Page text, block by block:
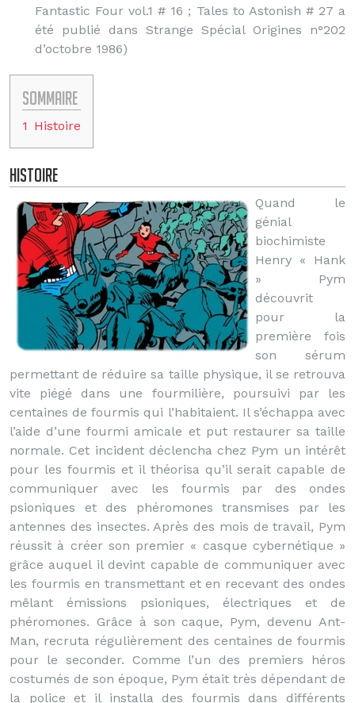
Fantastic Four vol.1 # 16 ; Tales to Astonish # 27 a
été publié dans Strange Spécial Origines n°202
d’octobre 1986)
Sommaire
1 Histoire
Histoire
Quand le
génial
biochimiste
Henry « Hank
» Pym
découvrit
pour la
première fois
son sérum
permettant de réduire sa taille physique, il se retrouva
vite piégé dans une fourmilière, poursuivi par les
centaines de fourmis qui l’habitaient. Il s’échappa avec
l’aide d’une fourmi amicale et put restaurer sa taille
normale. Cet incident déclencha chez Pym un intérêt
pour les fourmis et il théorisa qu’il serait capable de
communiquer avec les fourmis par des ondes
psioniques et des phéromones transmises par les
antennes des insectes. Après des mois de travail, Pym
réussit à créer son premier « casque cybernétique »
grâce auquel il devint capable de communiquer avec
les fourmis en transmettant et en recevant des ondes
mêlant émissions psioniques, électriques et de
phéromones. Grâce à son caque, Pym, devenu Ant-
Man, recruta régulièrement des centaines de fourmis
pour le seconder. Comme l’un des premiers héros
costumés de son époque, Pym était très dépendant de
la police et il installa des fourmis dans différents